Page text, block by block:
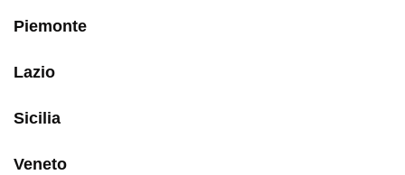
Piemonte
Lazio
Sicilia
Veneto